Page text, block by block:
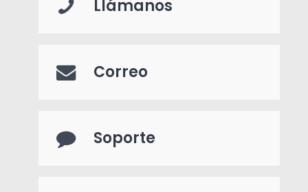
Llámanos
Correo
Soporte